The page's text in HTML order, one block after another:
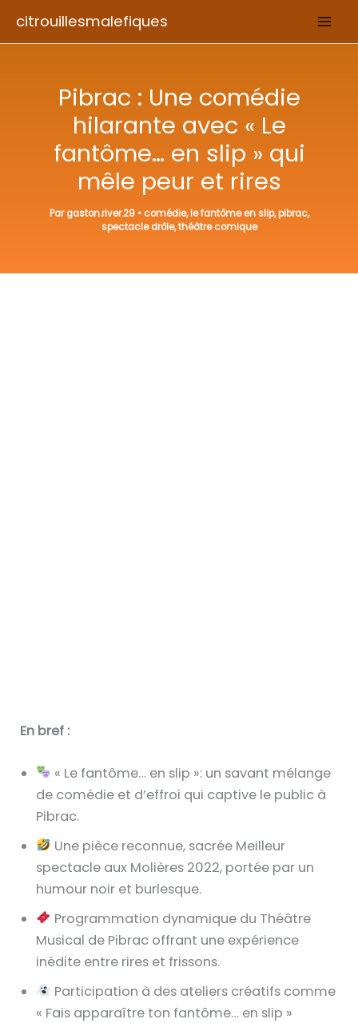
citrouillesmalefiques
Pibrac : Une comédie
hilarante avec « Le
fantôme… en slip » qui
mêle peur et rires
Pargaston.river.29 • comédie,le fantôme en slip,pibrac,
spectacle drôle,théâtre comique
En bref :
« Le fantôme… en slip »: un savant mélange
de comédie et d’effroi qui captive le public à
Pibrac.
Une pièce reconnue, sacrée Meilleur
spectacle aux Molières 2022, portée par un
humour noir et burlesque.
Programmation dynamique du Théâtre
Musical de Pibrac offrant une expérience
inédite entre rires et frissons.
Participation à des ateliers créatifs comme
« Fais apparaître ton fantôme… en slip »